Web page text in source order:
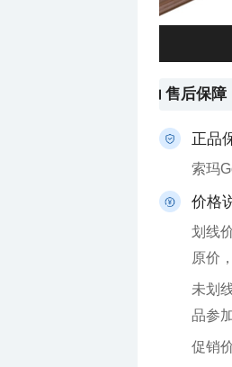
售后保障
正品
索玛
价格
原价
品参
促销